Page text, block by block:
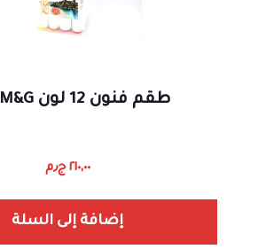
طقم فنون 12 لون 1056M&G
٢١٠,٠٠ ج٫م
إضافة إلى السلة